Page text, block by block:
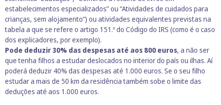
estabelecimentos especializados” ou “Atividades de cuidados para
crianças, sem alojamento”) ou atividades equivalentes previstas na
tabela a que se refere o artigo 151.º do Código do IRS (como é o caso
dos explicadores, por exemplo).
Pode deduzir 30% das despesas até aos 800 euros, a não ser
que tenha filhos a estudar deslocados no interior do país ou ilhas. Aí
poderá deduzir 40% das despesas até 1.000 euros. Se o seu filho
estudar a mais de 50 km da residência também sobe o limite das
deduções até aos 1.000 euros.